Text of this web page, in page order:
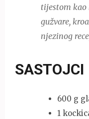
tijestom kao
gužvare,
njezinog
SASTOJCI
600 g
1